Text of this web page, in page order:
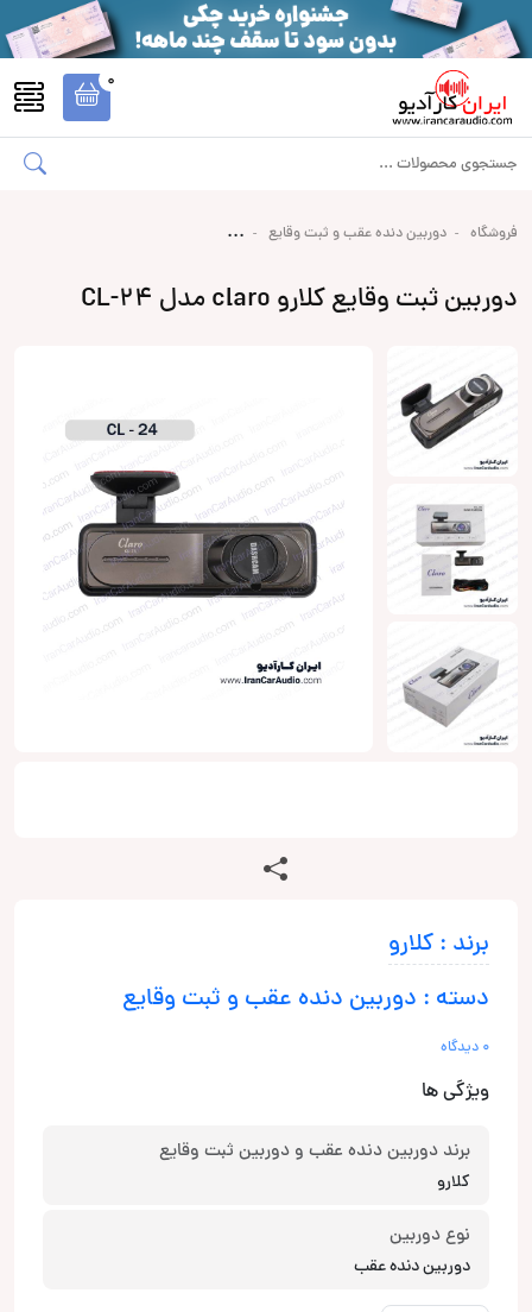
0
فروشگاه دوربین دنده عقب و ثبت وقایع
دوربین ثبت وقایع کلارو claro مدل CL-24
برند : کلارو
دسته : دوربین دنده عقب و ثبت وقایع
0 دیدگاه
ویژگی ها
برند دوربین دنده عقب و دوربین ثبت وقایع
کلارو
نوع دوربین
دوربین دنده عقب